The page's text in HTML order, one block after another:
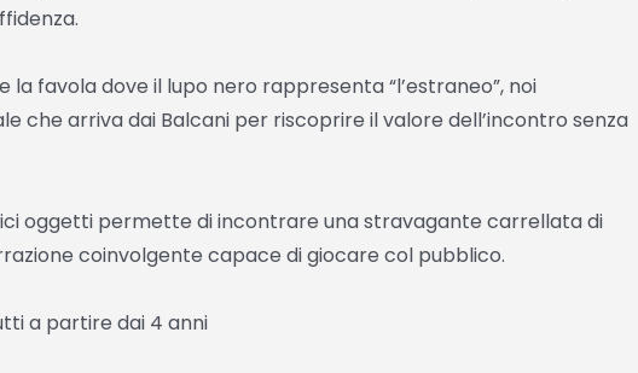
favola dove il lupo nero rappresenta “l’estraneo”, noi
che arriva dai Balcani per riscoprire il valore dell’incontro senza
oggetti permette di incontrare una stravagante carrellata di
coinvolgente capace di giocare col pubblico.
a partire dai 4 anni